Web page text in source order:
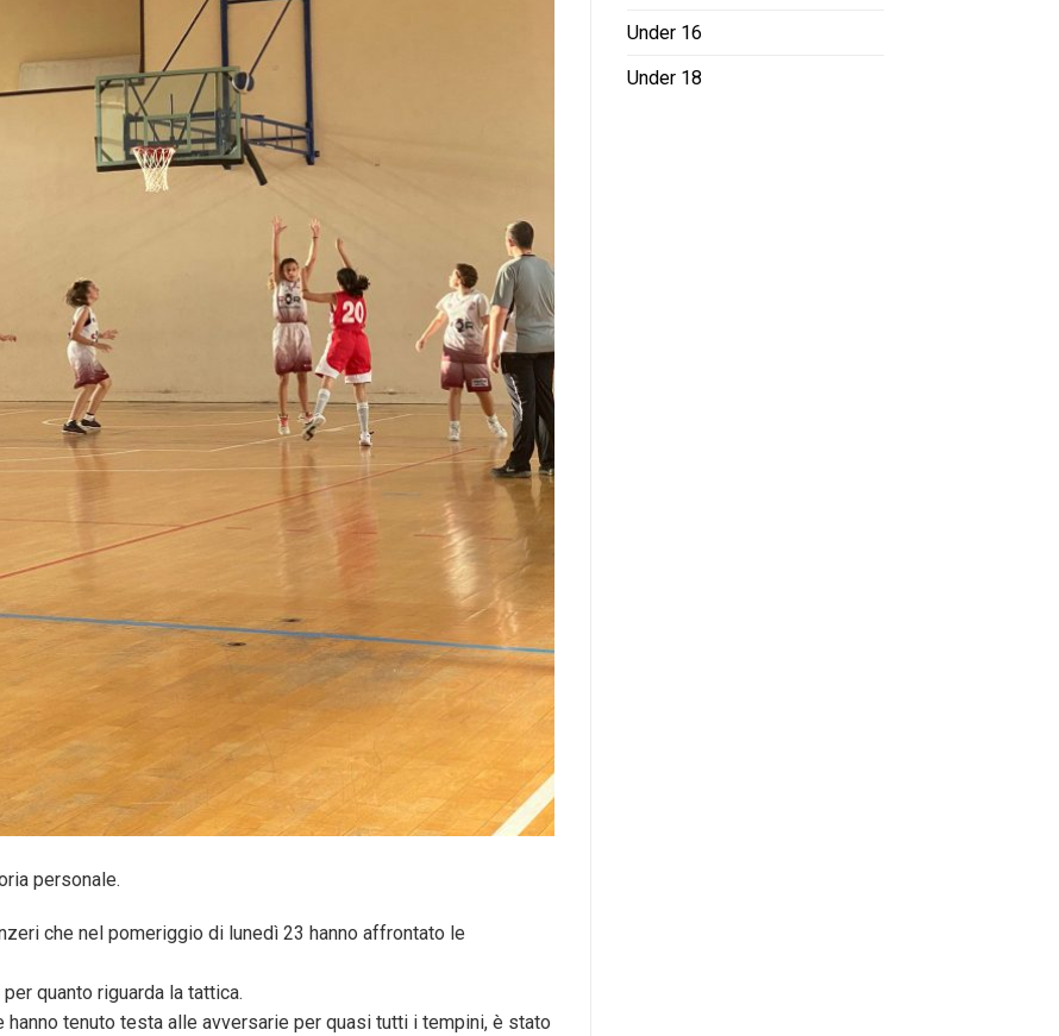
personale.
che nel pomeriggio di lunedì 23 hanno affrontato le
quanto riguarda la tattica.
tenuto testa alle avversarie per quasi tutti i tempini, è stato
Under 16
Under 18